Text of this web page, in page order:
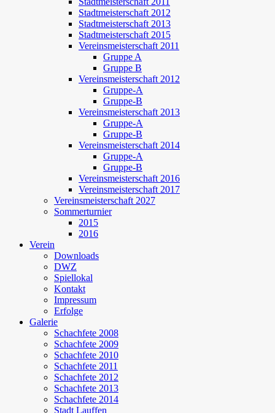
Stadtmeisterschaft 2012
Stadtmeisterschaft 2013
Stadtmeisterschaft 2015
Vereinsmeisterschaft 2011
Gruppe A
Gruppe B
Vereinsmeisterschaft 2012
Gruppe-A
Gruppe-B
Vereinsmeisterschaft 2013
Gruppe-A
Gruppe-B
Vereinsmeisterschaft 2014
Gruppe-A
Gruppe-B
Vereinsmeisterschaft 2016
Vereinsmeisterschaft 2017
Vereinsmeisterschaft 2027
Sommerturnier
2015
2016
Verein
Downloads
DWZ
Spiellokal
Kontakt
Impressum
Erfolge
Galerie
Schachfete 2008
Schachfete 2009
Schachfete 2010
Schachfete 2011
Schachfete 2012
Schachfete 2013
Schachfete 2014
Stadt Lauffen